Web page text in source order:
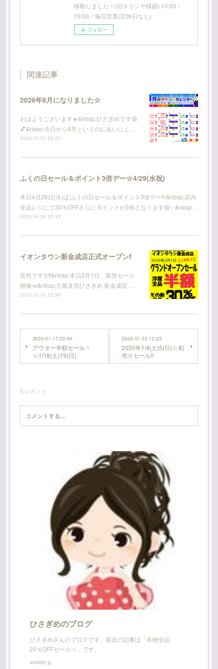
移動しました！(旧キリンヤ様跡) 10:00～
19:00／毎日営業(定休日なし)
フォロー
関連記事
2026年8月になりました☆
おはようございます☀️&nbsp;ひさぎめです😆
💕&nbsp;今日から8月というのにあいにく…
2026.07.31 23:22
ふくの日セール＆ポイント3倍デー☆4/29(水祝)
本日4月29日(水)は\ふくの日セール＆ポイント3倍デー‼️/&nbsp;店内
全品レジにて30％OFFさらにポイントが3倍となります😆✨&nbsp…
2026.04.28 20:49
イオンタウン新金成店正式オープン❗
突然ですが❗️&nbsp;本日2月1日、緊急セール
開催📣&nbsp;古着直売ひさぎめ 新金成店 …
2026.01.31 22:59
2020.01.17 23:40
アウター半額セール！
☆1/18(土)19(日)
2020.01.03 12:25
2020年1/4(土)5(日)☆初
売りセール!!
0コメント
ひさぎめのブログ
ひさぎめさんのブログです。最近の記事は「冬物全品
20％OFFセール☆」です。
ameblo.jp